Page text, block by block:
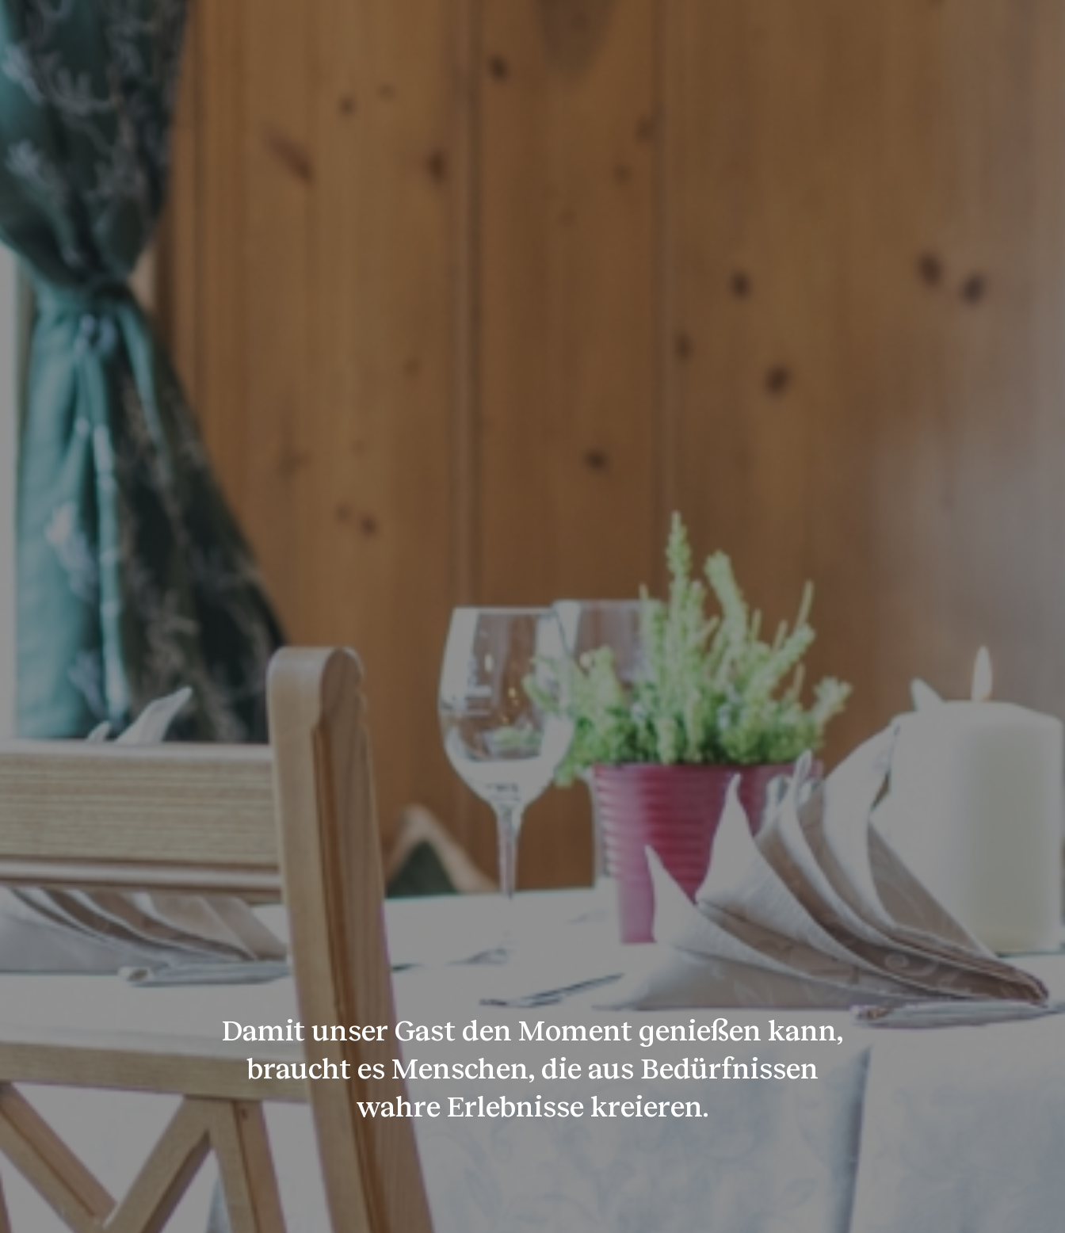
Damit unser Gast den Moment genießen kann,
braucht es Menschen, die aus Bedürfnissen
wahre Erlebnisse kreieren.